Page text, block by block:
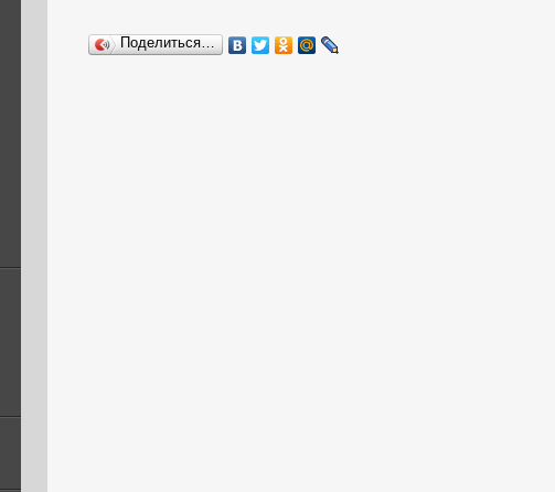
Поделиться…